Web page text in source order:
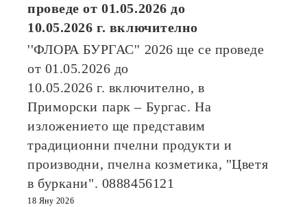
проведе от01.05.2026 до
10.05.2026 г. включително
''ФЛОРА БУРГАС'' 2026ще се проведе
от 01.05.2026 до
10.05.2026 г. включително, в
Приморски парк – Бургас. На
изложението ще представим
традиционни пчелни продукти и
производни, пчелна козметика, "Цветя
в буркани". 0888456121
18 Яну 2026